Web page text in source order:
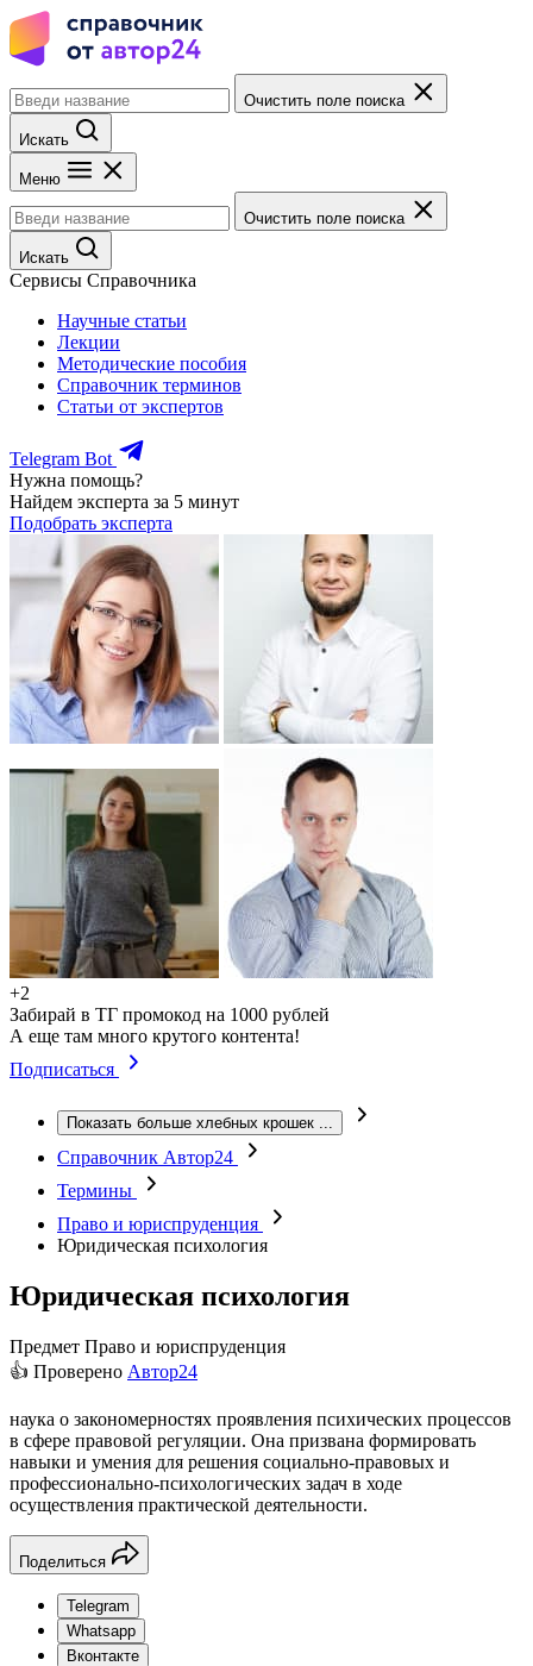
Очистить поле поиска
Искать
Меню
Очистить поле поиска
Искать
Сервисы Справочника
Научные статьи
Лекции
Методические пособия
Справочник терминов
Статьи от экспертов
Telegram Bot
Нужна помощь?
Найдем эксперта за 5 минут
Подобрать эксперта
+2
Забирай в ТГ промокод на 1000 рублей
А еще там много крутого контента!
Подписаться
Показать больше хлебных крошек ...
Справочник Автор24
Термины
Право и юриспруденция
Юридическая психология
Юридическая психология
Предмет Право и юриспруденция
👍 Проверено Автор24
наука о закономерностях проявления психических процессов
в сфере правовой регуляции. Она призвана формировать
навыки и умения для решения социально-правовых и
профессионально-психологических задач в ходе
осуществления практической деятельности.
Поделиться
Telegram
Whatsapp
Вконтакте